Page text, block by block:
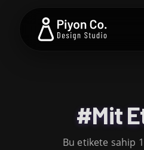
#Mit
Bu etikete sahip